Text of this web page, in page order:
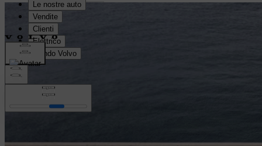
Vantaggi per i clienti
Manutenzione e riparazione